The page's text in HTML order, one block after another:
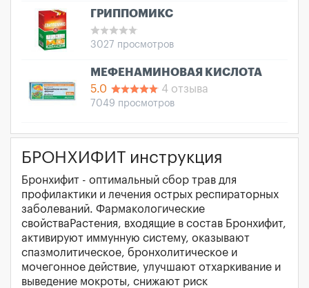
ГРИППОМИКС
3027 просмотров
МЕФЕНАМИНОВАЯ КИСЛОТА
5.0
4 отзыва
7049 просмотров
БРОНХИФИТ инструкция
Бронхифит - оптимальный сбор трав для
профилактики и лечения острых респираторных
заболеваний. Фармакологические
свойстваРастения, входящие в состав Бронхифит,
активируют иммунную систему, оказывают
спазмолитическое, бронхолитическое и
мочегонное действие, улучшают отхаркивание и
выведение мокроты, снижают риск